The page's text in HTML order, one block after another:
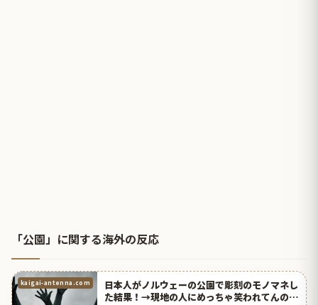
「公園」に関する海外の反応
kaigai-antenna.com
日本人がノルウェーの公園で彫刻のモノマネし
た結果！→現地の人にめっちゃ笑われてんの草